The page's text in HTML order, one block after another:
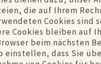
die auf Ihrem
Cookies sind
Cookies bleiben auf
beim nächsten
einstellen, dass Sie